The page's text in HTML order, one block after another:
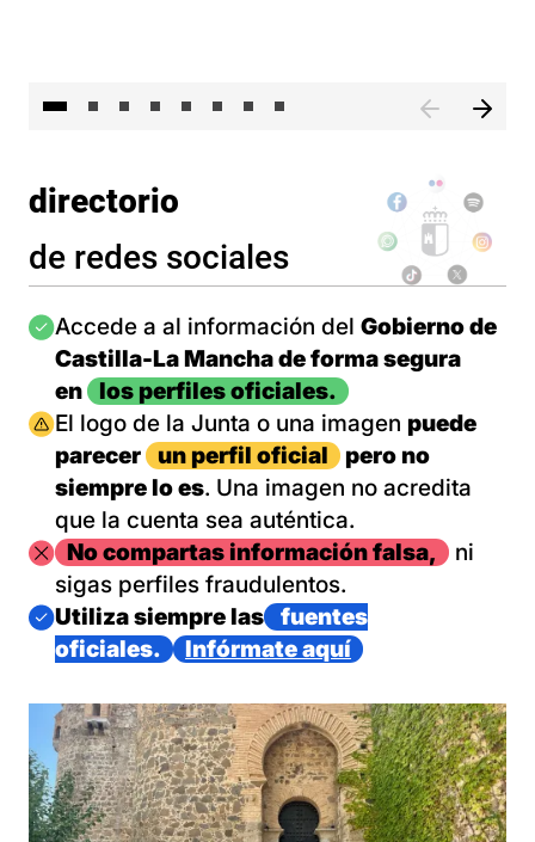
directorio
de redes sociales
Imagen
Accede a al información del Gobierno de
Castilla-La Mancha de forma segura
en
los perfiles oficiales.
Imagen
El logo de la Junta o una imagen puede
parecer
un perfil oficial
pero no
siempre lo es. Una imagen no acredita
que la cuenta sea auténtica.
ImagenNo compartas información falsa,
ni
sigas perfiles fraudulentos.
Imagen
Utiliza siempre las
fuentes
oficiales.
Infórmate aquí